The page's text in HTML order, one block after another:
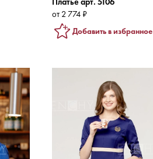
от 2 774 ₽
Добавить в избранное